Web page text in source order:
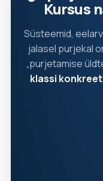
Kursus
Süsteemid,
jalasel purjekal
„purjetamise
klassi